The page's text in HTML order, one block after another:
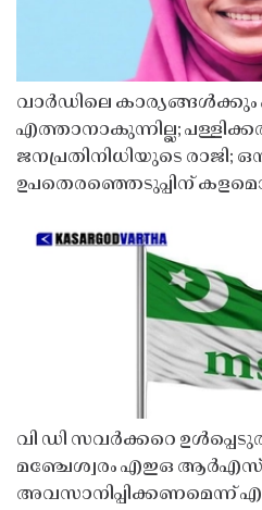
വാർഡിലെ കാര്യങ്ങൾക്കും
എത്താനാകുന്നില്ല;
ജനപ്രതിനിധിയുടെ രാജി;
ഉപതെരഞ്ഞെടുപ്പിന്
വി ഡി സവർക്കറെ
മഞ്ചേശ്വരം എഇഒ